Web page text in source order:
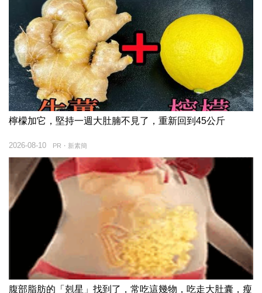
檸檬加它，堅持一週大肚腩不見了，重新回到45公斤
PR・新素簡
2026-08-10
腹部脂肪的「剋星」找到了，常吃這幾物，吃走大肚囊，瘦